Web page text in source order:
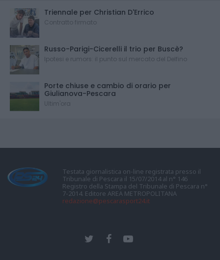
Triennale per Christian D'Errico
Contratto firmato
Russo-Parigi-Cicerelli il trio per Buscè?
Ipotesi e rumors: il punto sul mercato del Delfino
Porte chiuse e cambio di orario per
Giulianova-Pescara
Ultim'ora
Testata giornalistica on-line registrata presso il
Tribunale di Pescara il 15/07/2014 al n° 146
Registro della Stampa del Tribunale di Pescara n°
7-2014. Editore AREA METROPOLITANA
redazione@pescarasport24.it